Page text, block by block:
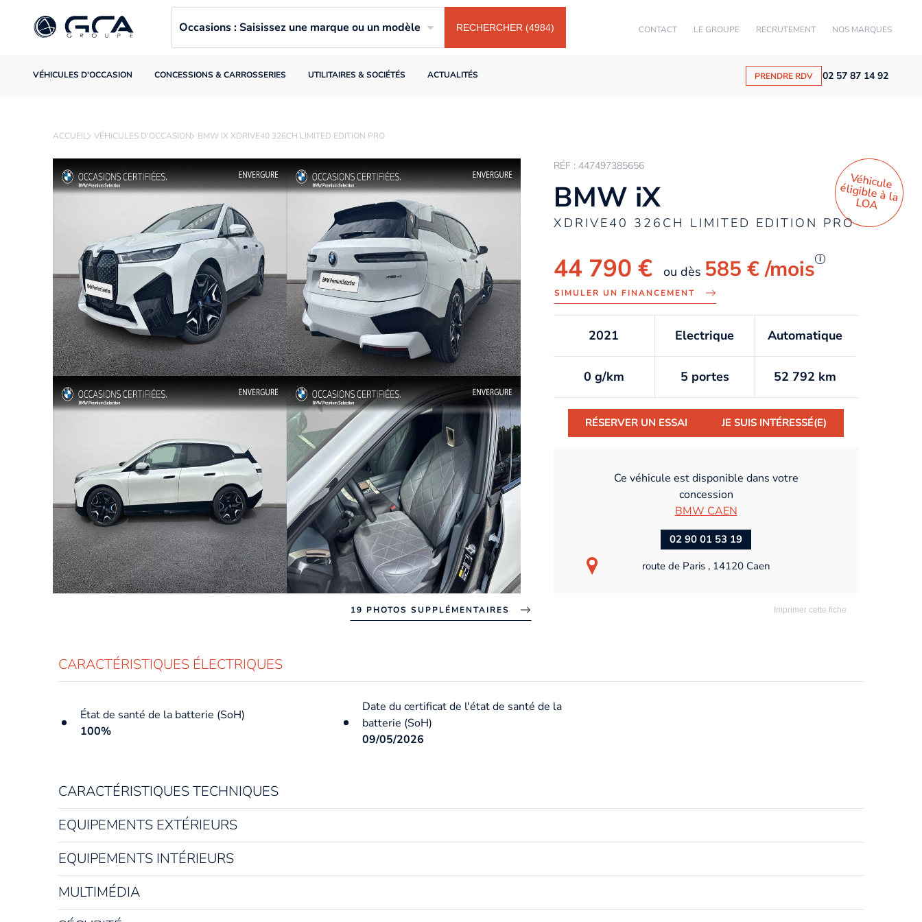
CONTACT LE GROUPE RECRUTEMENT NOS MARQUES
VÉHICULES D'OCCASION CONCESSIONS & CARROSSERIES UTILITAIRES & SOCIÉTÉS ACTUALITÉS PRENDRE RDV 02 57 87 14 92
Occasions : Saisissez une marque ou un modèle RECHERCHER (4984)
ACCUEIL VÉHICULES D'OCCASION BMW IX XDRIVE40 326CH LIMITED EDITION PRO
19 PHOTOS SUPPLÉMENTAIRES
RÉF : 447497385656
BMW iX
XDRIVE40 326CH LIMITED EDITION PRO
44 790 € ou dès 585 €/mois i
SIMULER UN FINANCEMENT
Véhicule
éligible à la
LO
A
2021 Electrique Automatique
0 g/km 5 portes 52 792 km
RÉSERVER UN ESSAI JE SUIS INTÉRESSÉ(E)
Ce véhicule est disponible dans votre
concession
BMW CAEN
02 90 01 53 19
route de Paris , 14120 Caen
Imprimer cette fiche
CARACTÉRISTIQUES ÉLECTRIQUES
État de santé de la batterie (SoH)
100%
Date du certificat de l'état de santé de la
batterie (SoH)
09/05/2026
CARACTÉRISTIQUES TECHNIQUES
Année du véhicule
2021
10/11/2021
Mineralweiss métallisé
Carrosserie
S.U.V.
Carburant / Énergie
Version
EQUIPEMENTS EXTÉRIEURS
EQUIPEMENTS INTÉRIEURS
MULTIMÉDIA